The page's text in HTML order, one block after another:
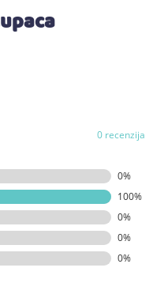
0 recenzija
0%
100%
0%
0%
0%